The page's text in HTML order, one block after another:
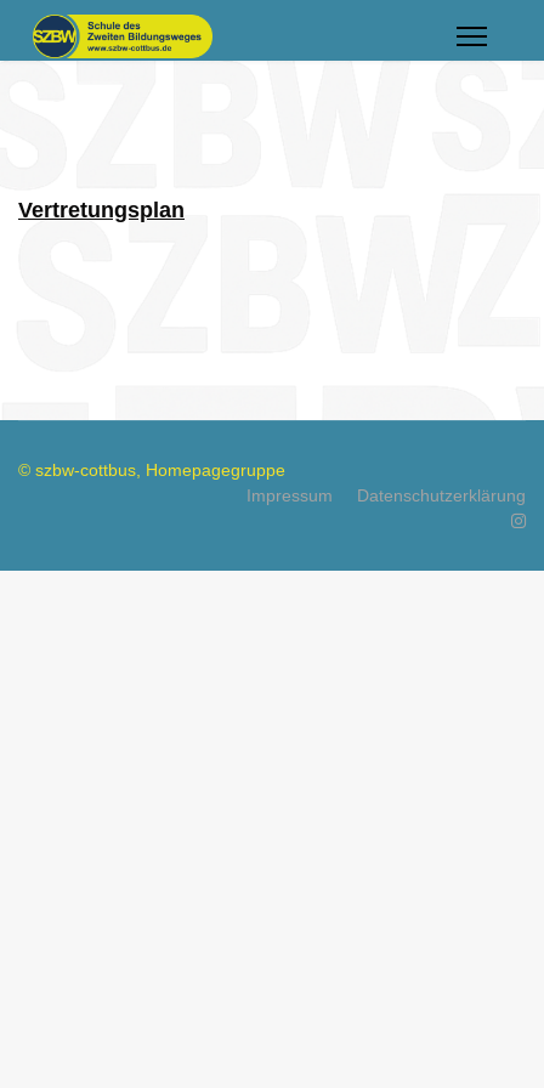
Vertretungsplan
© szbw-cottbus, Homepagegruppe
Impressum
Datenschutzerklärung